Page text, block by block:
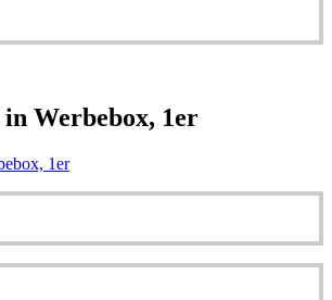
Werbebox, 1er
1er